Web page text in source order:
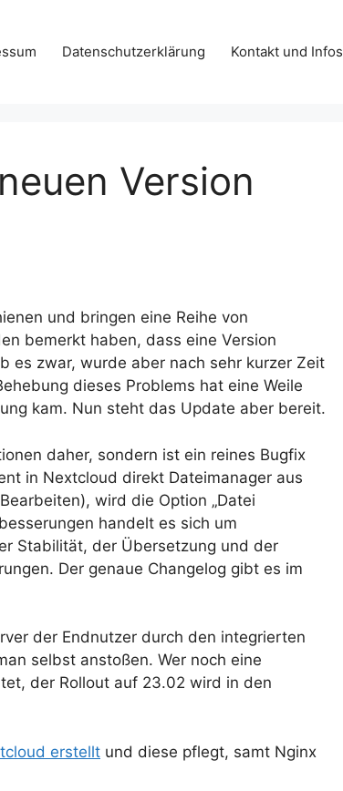
Datenschutzerklärung Kontakt und Infos
Version
und bringen eine Reihe von
bemerkt haben, dass eine Version
es zwar, wurde aber nach sehr kurzer Zeit
dieses Problems hat eine Weile
kam. Nun steht das Update aber bereit.
daher, sondern ist ein reines Bugfix
in Nextcloud direkt Dateimanager aus
wird die Option „Datei
handelt es sich um
Stabilität, der Übersetzung und der
Der genaue Changelog gibt es im
der Endnutzer durch den integrierten
selbst anstoßen. Wer noch eine
der Rollout auf 23.02 wird in den
erstellt und diese pflegt, samt Nginx